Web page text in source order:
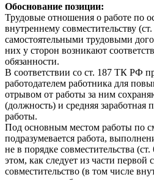
Обоснование позиции:
Трудовые отношения о работе по
внутреннему совместительству
самостоятельными трудовыми
них у сторон возникают
обязанности.
В соответствии со ст. 187 ТК РФ
работодателем работника для
отрывом от работы за ним
(должность) и средняя заработная
работы.
Под основным местом работы по
подразумевается работа,
не в порядке совместительства
этом, как следует из части
совместительство (в том числе